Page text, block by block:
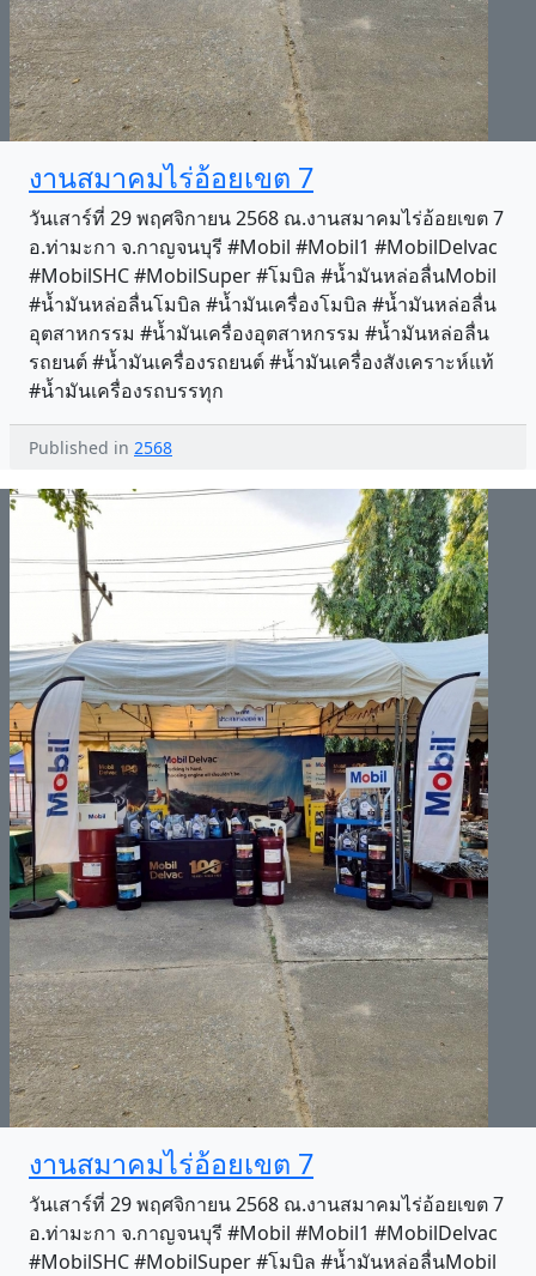
งานสมาคมไร่อ้อยเขต 7
วันเสาร์ที่ 29 พฤศจิกายน 2568 ณ.งานสมาคมไร่อ้อยเขต 7
อ.ท่ามะกา จ.กาญจนบุรี #Mobil #Mobil1 #MobilDelvac
#MobilSHC #MobilSuper #โมบิล #น้ำมันหล่อลื่นMobil
#น้ำมันหล่อลื่นโมบิล #น้ำมันเครื่องโมบิล #น้ำมันหล่อลื่น
อุตสาหกรรม #น้ำมันเครื่องอุตสาหกรรม #น้ำมันหล่อลื่น
รถยนต์ #น้ำมันเครื่องรถยนต์ #น้ำมันเครื่องสังเคราะห์แท้
#น้ำมันเครื่องรถบรรทุก
Published in 2568
งานสมาคมไร่อ้อยเขต 7
วันเสาร์ที่ 29 พฤศจิกายน 2568 ณ.งานสมาคมไร่อ้อยเขต 7
อ.ท่ามะกา จ.กาญจนบุรี #Mobil #Mobil1 #MobilDelvac
#MobilSHC #MobilSuper #โมบิล #น้ำมันหล่อลื่นMobil